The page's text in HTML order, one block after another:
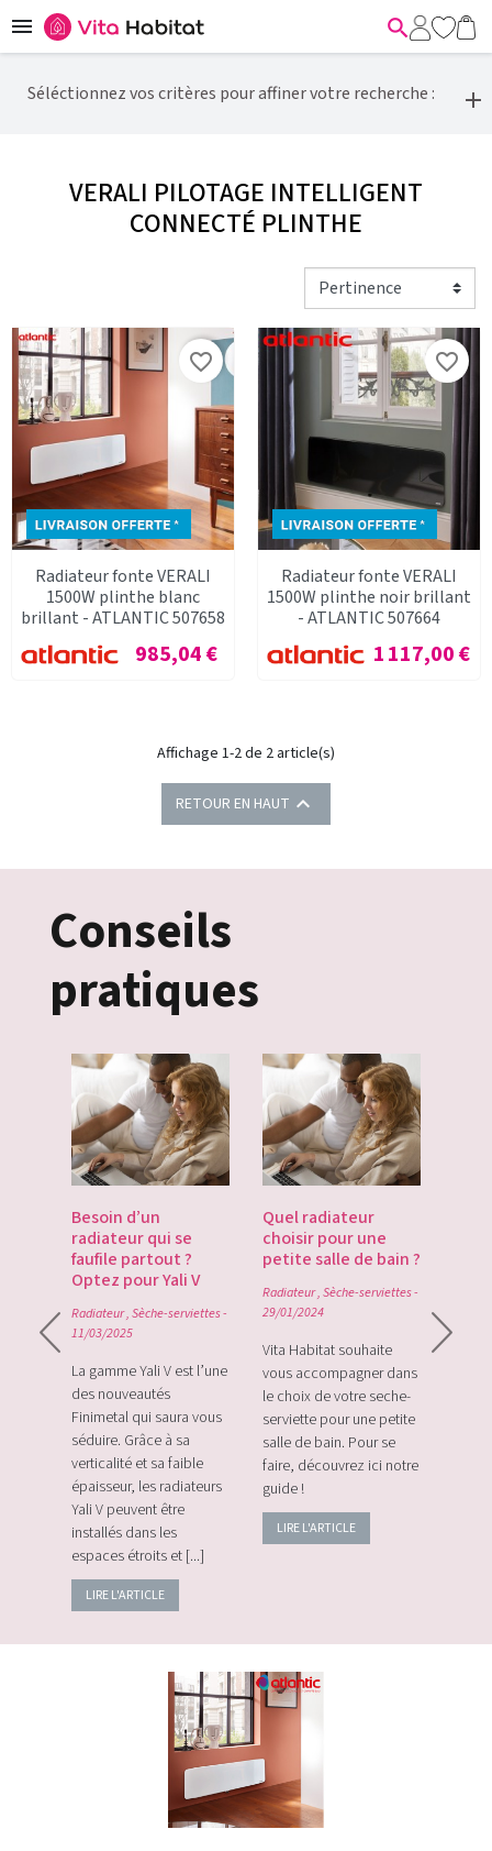
 
Séléctionnez vos critères pour affiner votre recherche :
VERALI PILOTAGE INTELLIGENT
CONNECTÉ PLINTHE
Radiateur fonte VERALI
1500W plinthe blanc
brillant - ATLANTIC 507658
Prix
985,04 €
favorite_border
Radiateur fonte VERALI
1500W plinthe noir brillant
- ATLANTIC 507664
Prix
1 117,00 €
favorite_border
Affichage 1-2 de 2 article(s)
RETOUR EN HAUT 
Conseils
pratiques
Besoin d’un
radiateur qui se
faufile partout ?
Optez pour Yali V
Radiateur,Sèche-serviettes-
11/03/2025
La gamme Yali V est l’une
des nouveautés
Finimetal qui saura vous
séduire. Grâce à sa
verticalité et sa faible
épaisseur, les radiateurs
Yali V peuvent être
installés dans les
espaces étroits et [...]
LIRE L'ARTICLE
Quel radiateur
choisir pour une
petite salle de bain ?
Radiateur,Sèche-serviettes-
29/01/2024
Vita Habitat souhaite
vous accompagner dans
le choix de votre seche-
serviette pour une petite
salle de bain. Pour se
faire, découvrez ici notre
guide !
LIRE L'ARTICLE